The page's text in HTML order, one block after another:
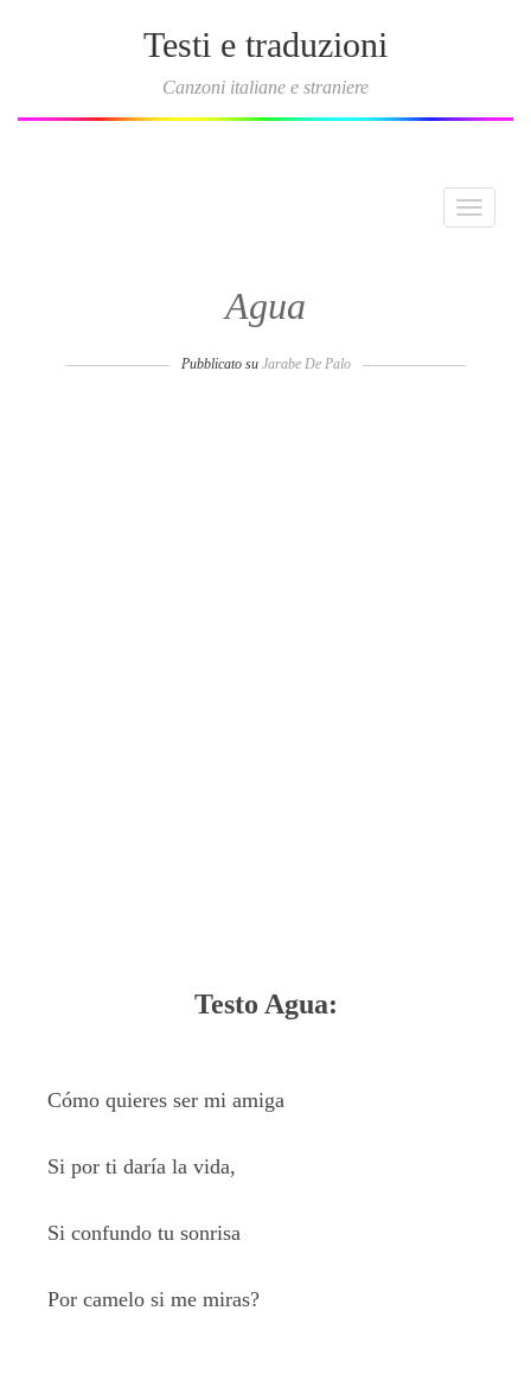
Testi e traduzioni
Canzoni italiane e straniere
Toggle
Agua
Pubblicato su Jarabe De Palo
Testo Agua:
Cómo quieres ser mi amiga
Si por ti daría la vida,
Si confundo tu sonrisa
Por camelo si me miras?